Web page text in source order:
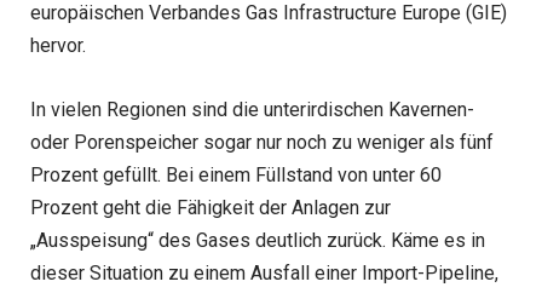
europäischen Verbandes Gas Infrastructure Europe (GIE)
hervor.
In vielen Regionen sind die unterirdischen Kavernen-
oder Porenspeicher sogar nur noch zu weniger als fünf
Prozent gefüllt. Bei einem Füllstand von unter 60
Prozent geht die Fähigkeit der Anlagen zur
„Ausspeisung“ des Gases deutlich zurück. Käme es in
dieser Situation zu einem Ausfall einer Import-Pipeline,